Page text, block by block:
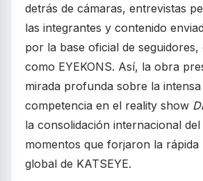
detrás de cámaras, entrevistas
las integrantes y contenido
por la base oficial de seguidores,
como EYEKONS. Así, la obra
mirada profunda sobre la
competencia en el reality show
la consolidación internacional
momentos que forjaron la rápida
global de KATSEYE.